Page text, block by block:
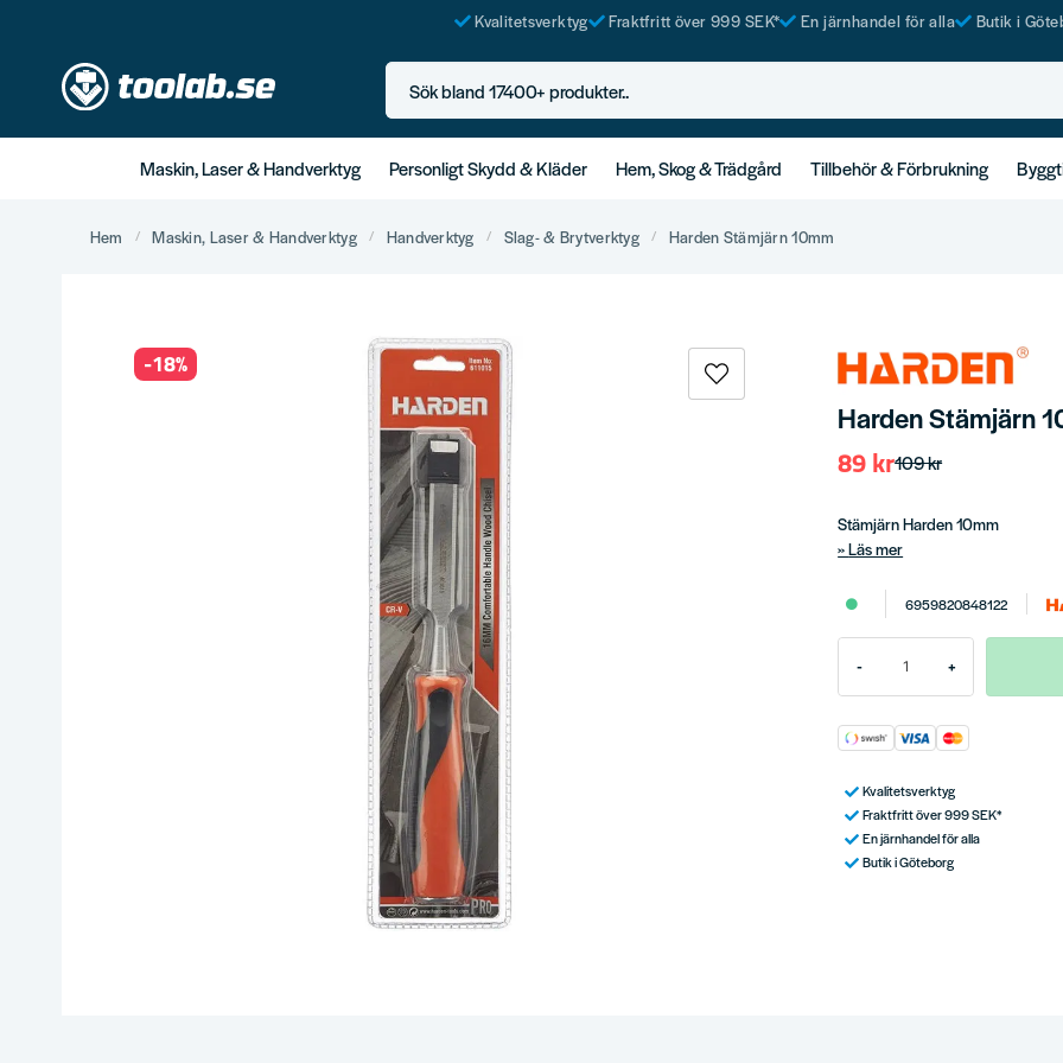
Kvalitetsverktyg Fraktfritt över 999 SEK* En järnhandel för alla Butik i
Sök bland 17400+ produkter..
Maskin, Laser & Handverktyg Personligt Skydd & Kläder Hem, Skog & Trädgård Tillbehör & Förbrukning
Hem Maskin, Laser & Handverktyg Handverktyg Slag- & Brytverktyg Harden Stämjärn 10mm
-18%
Harden Stämjärn
109 kr
89 kr
Stämjärn Harden 10mm
Läs mer
6959820848122
- +
Kvalitetsverktyg
Fraktfritt över 999 SEK*
En järnhandel för alla
Butik i Göteborg